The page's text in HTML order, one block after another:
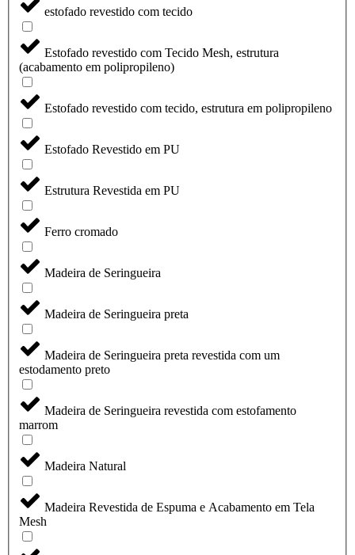
estofado revestido com tecido
Estofado revestido com Tecido Mesh, estrutura
(acabamento em polipropileno)
Estofado revestido com tecido, estrutura em polipropileno
Estofado Revestido em PU
Estrutura Revestida em PU
Ferro cromado
Madeira de Seringueira
Madeira de Seringueira preta
Madeira de Seringueira preta revestida com um
estodamento preto
Madeira de Seringueira revestida com estofamento
marrom
Madeira Natural
Madeira Revestida de Espuma e Acabamento em Tela
Mesh